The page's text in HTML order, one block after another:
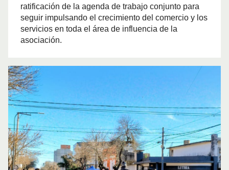
ratificación de la agenda de trabajo conjunto para
seguir impulsando el crecimiento del comercio y los
servicios en toda el área de influencia de la
asociación.